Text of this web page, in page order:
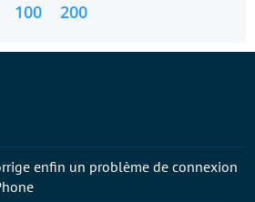
100
200
enfin un problème de connexion